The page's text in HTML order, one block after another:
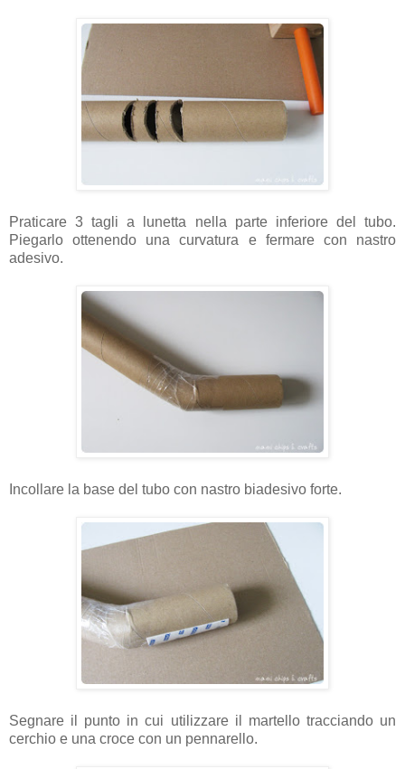
Praticare 3 tagli a lunetta nella parte inferiore del tubo.
Piegarlo ottenendo una curvatura e fermare con nastro
adesivo.
Incollare la base del tubo con nastro biadesivo forte.
Segnare il punto in cui utilizzare il martello tracciando un
cerchio e una croce con un pennarello.